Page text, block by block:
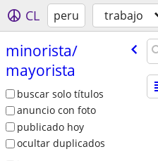
CL peru trabajo
minorista/​
mayorista
buscar solo títulos
anuncio con foto
publicado hoy
ocultar duplicados